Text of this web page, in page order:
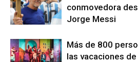
conmovedora
Jorge Messi
Más de 800
las vacaciones